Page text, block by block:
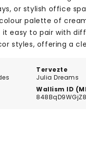
Tervezte
Julia Dreams
Wallism ID
848BqD9WGjZ8
or stylish office
palette of
it easy to pair with
styles, offering a